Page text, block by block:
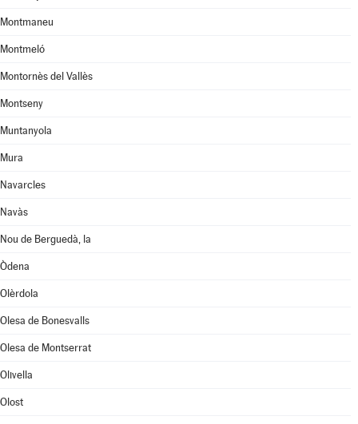
Montmaneu
Montmeló
Montornès del Vallès
Montseny
Muntanyola
Mura
Navarcles
Navàs
Nou de Berguedà, la
Òdena
Olèrdola
Olesa de Bonesvalls
Olesa de Montserrat
Olivella
Olost